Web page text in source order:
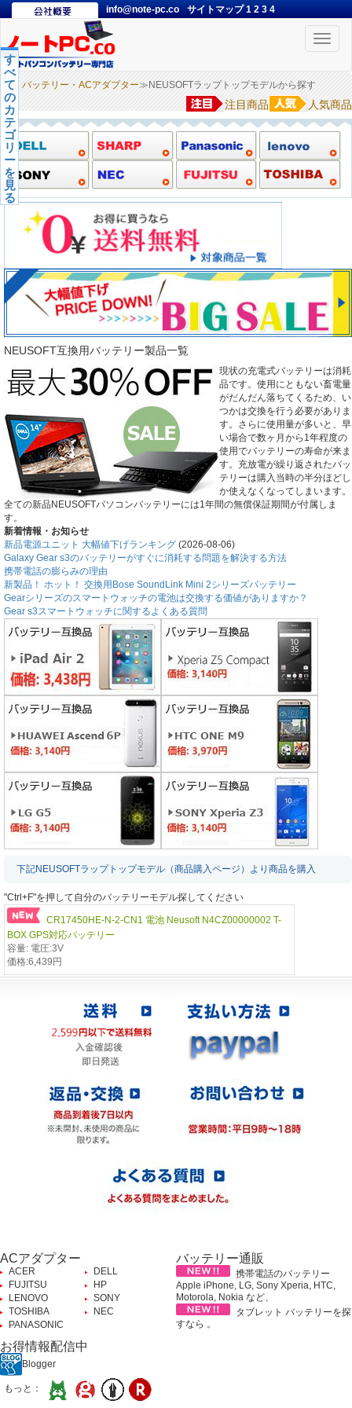
info@note-pc.co サイトマップ1 2 3 4
Toggle
バッテリー・ACアダプター≫NEUSOFTラップトップモデルから探す
人気商品
注目商品
す
べ
て
の
カ
テ
ゴ
リ
ー
を
見
る
NEUSOFT互換用バッテリー製品一覧
現状の充電式バッテリーは消耗
品です。使用にともない畜電量
がだんだん落ちてくるため、い
つかは交換を行う必要がありま
す。さらに使用量が多いと、早
い場合で数ヶ月から1年程度の
使用でバッテリーの寿命が来ま
す。充放電が繰り返されたバッ
テリーは購入当時の半分ほどし
か使えなくなってしまいます。
全ての新品NEUSOFTパソコンバッテリーには1年間の無償保証期間が付属しま
す。
新着情報・お知らせ
新品電源ユニット 大幅値下げランキング (2026-08-06)
Galaxy Gear s3のバッテリーがすぐに消耗する問題を解決する方法
携帯電話の膨らみの理由
新製品！ ホット！ 交換用Bose SoundLink Mini 2シリーズバッテリー
Gearシリーズのスマートウォッチの電池は交換する価値がありますか？
Gear s3スマートウォッチに関するよくある質問
下記NEUSOFTラップトップモデル（商品購入ページ）より商品を購入
"Ctrl+F"を押して自分のバッテリーモデル探してください
CR17450HE-N-2-CN1 電池 Neusoft N4CZ00000002 T-
BOX GPS対応バッテリー
容量: 電圧:3V
価格:6,439円
ACアダプター
ACER
DELL
FUJITSU
HP
LENOVO
SONY
TOSHIBA
NEC
PANASONIC
バッテリー通販
携帯電話のバッテリー
Apple iPhone, LG, Sony Xperia, HTC,
Motorola, Nokia など、
タブレット バッテリーを探
すなら 。
お得情報配信中
Blogger
もっと：